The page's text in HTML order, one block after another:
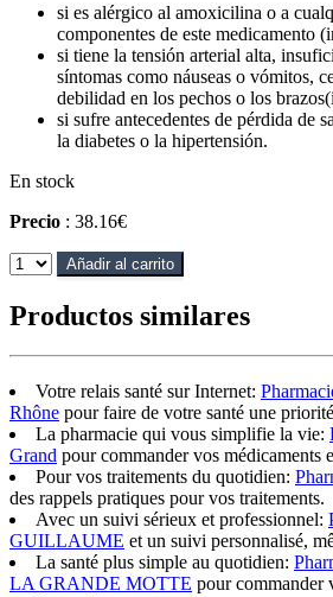
si es alérgico al amoxicilina o a
componentes de este medicamento
si tiene la tensión arterial alta,
síntomas como náuseas o vómitos,
debilidad en los pechos o los brazos
si sufre antecedentes de pérdida de
la diabetes o la hipertensión.
En stock
Precio : 38.16€
Añadir al carrito
Productos similares
Votre relais santé sur Internet:
Rhône pour faire de votre santé une
La pharmacie qui vous simplifie la vie:
Grand pour commander vos médicaments
Pour vos traitements du quotidien:
des rappels pratiques pour vos traitements.
Avec un suivi sérieux et professionnel:
GUILLAUME et un suivi personnalisé,
La santé plus simple au quotidien:
LA GRANDE MOTTE pour commander